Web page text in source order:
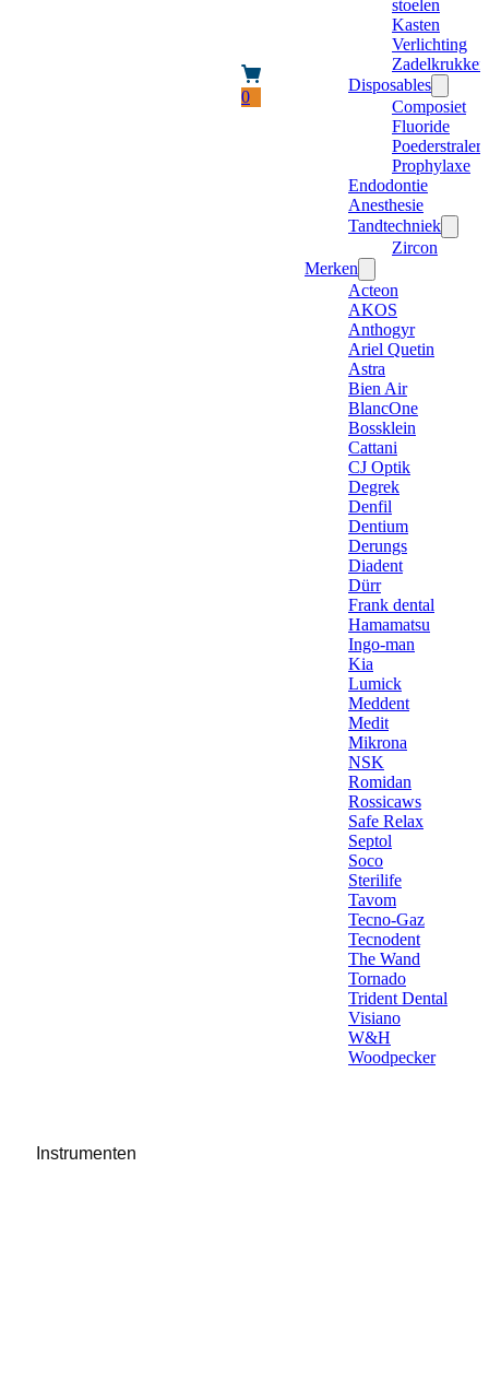
0
stoelen
Kasten
Verlichting
Zadelkrukken
Disposables
Composiet
Fluoride
Poederstraler
Prophylaxe
Endodontie
Anesthesie
Tandtechniek
Zircon
Merken
Acteon
AKOS
Anthogyr
Ariel Quetin
Astra
Bien Air
BlancOne
Bossklein
Cattani
CJ Optik
Degrek
Denfil
Dentium
Derungs
Diadent
Dürr
Frank dental
Hamamatsu
Ingo-man
Kia
Lumick
Meddent
Medit
Mikrona
NSK
Romidan
Rossicaws
Safe Relax
Septol
Soco
Sterilife
Tavom
Tecno-Gaz
Tecnodent
The Wand
Tornado
Trident Dental
Visiano
W&H
Woodpecker
Instrumenten